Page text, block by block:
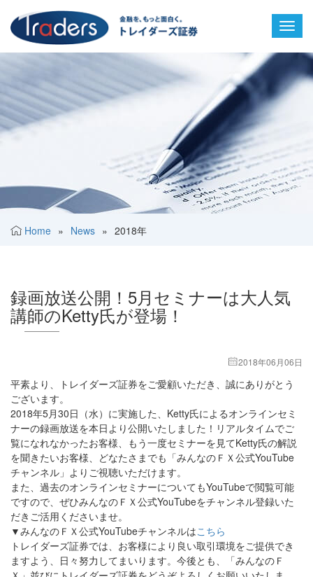
Home » News » 2018年
録画放送公開！5月セミナーは大人気
講師のKetty氏が登場！
2018年06月06日
平素より、トレイダーズ証券をご愛顧いただき、誠にありがとう
ございます。
2018年5月30日（水）に実施した、Ketty氏によるオンラインセミ
ナーの録画放送を本日より公開いたしました！リアルタイムでご
覧になれなかったお客様、もう一度セミナーを見てKetty氏の解説
を聞きたいお客様、どなたさまでも「みんなのＦＸ公式YouTube
チャンネル」よりご視聴いただけます。
また、過去のオンラインセミナーについてもYouTubeで閲覧可能
ですので、ぜひみんなのＦＸ公式YouTubeをチャンネル登録いた
だきご活用くださいませ。
▼みんなのＦＸ公式YouTubeチャンネルはこちら
トレイダーズ証券では、お客様により良い取引環境をご提供でき
ますよう、日々努力してまいります。今後とも、「みんなのＦ